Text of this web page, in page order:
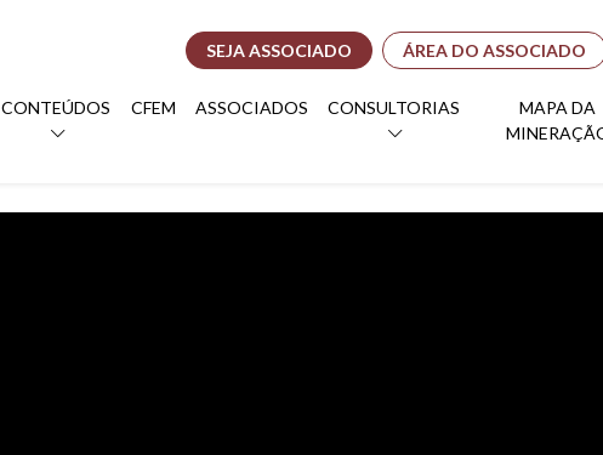
SEJA ASSOCIADO ÁREA DO ASSOCIADO
CONTEÚDOS CFEM ASSOCIADOS CONSULTORIAS
MAPA DA